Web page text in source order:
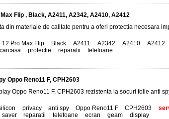
Flip , Black, A2411, A2342, A2410, A2412
din materiale de calitate pentru a oferi protectia necesara
12 Pro Max Flip Black A2411 A2342 A2410 A2412
carcasa protectie reparatii telefoane
Oppo Reno11 F, CPH2603
Oppo Reno11 F, CPH2603 rezistenta la socuri folie anti
privacy, anti spy, Oppo Reno11 F, CPH2603
saver, reparatii telefoane ecran geam display